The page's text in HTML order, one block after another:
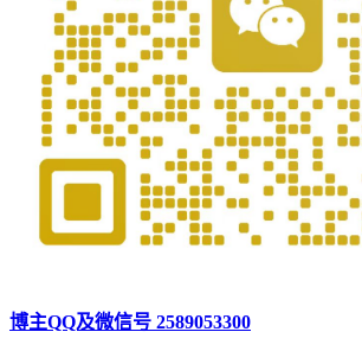
博主QQ及微信号 2589053300